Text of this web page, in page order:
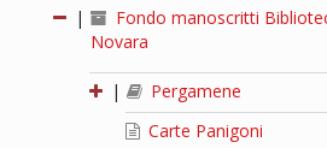
|
Fondo manoscritti
Novara
|
Pergamene
Carte Panigoni